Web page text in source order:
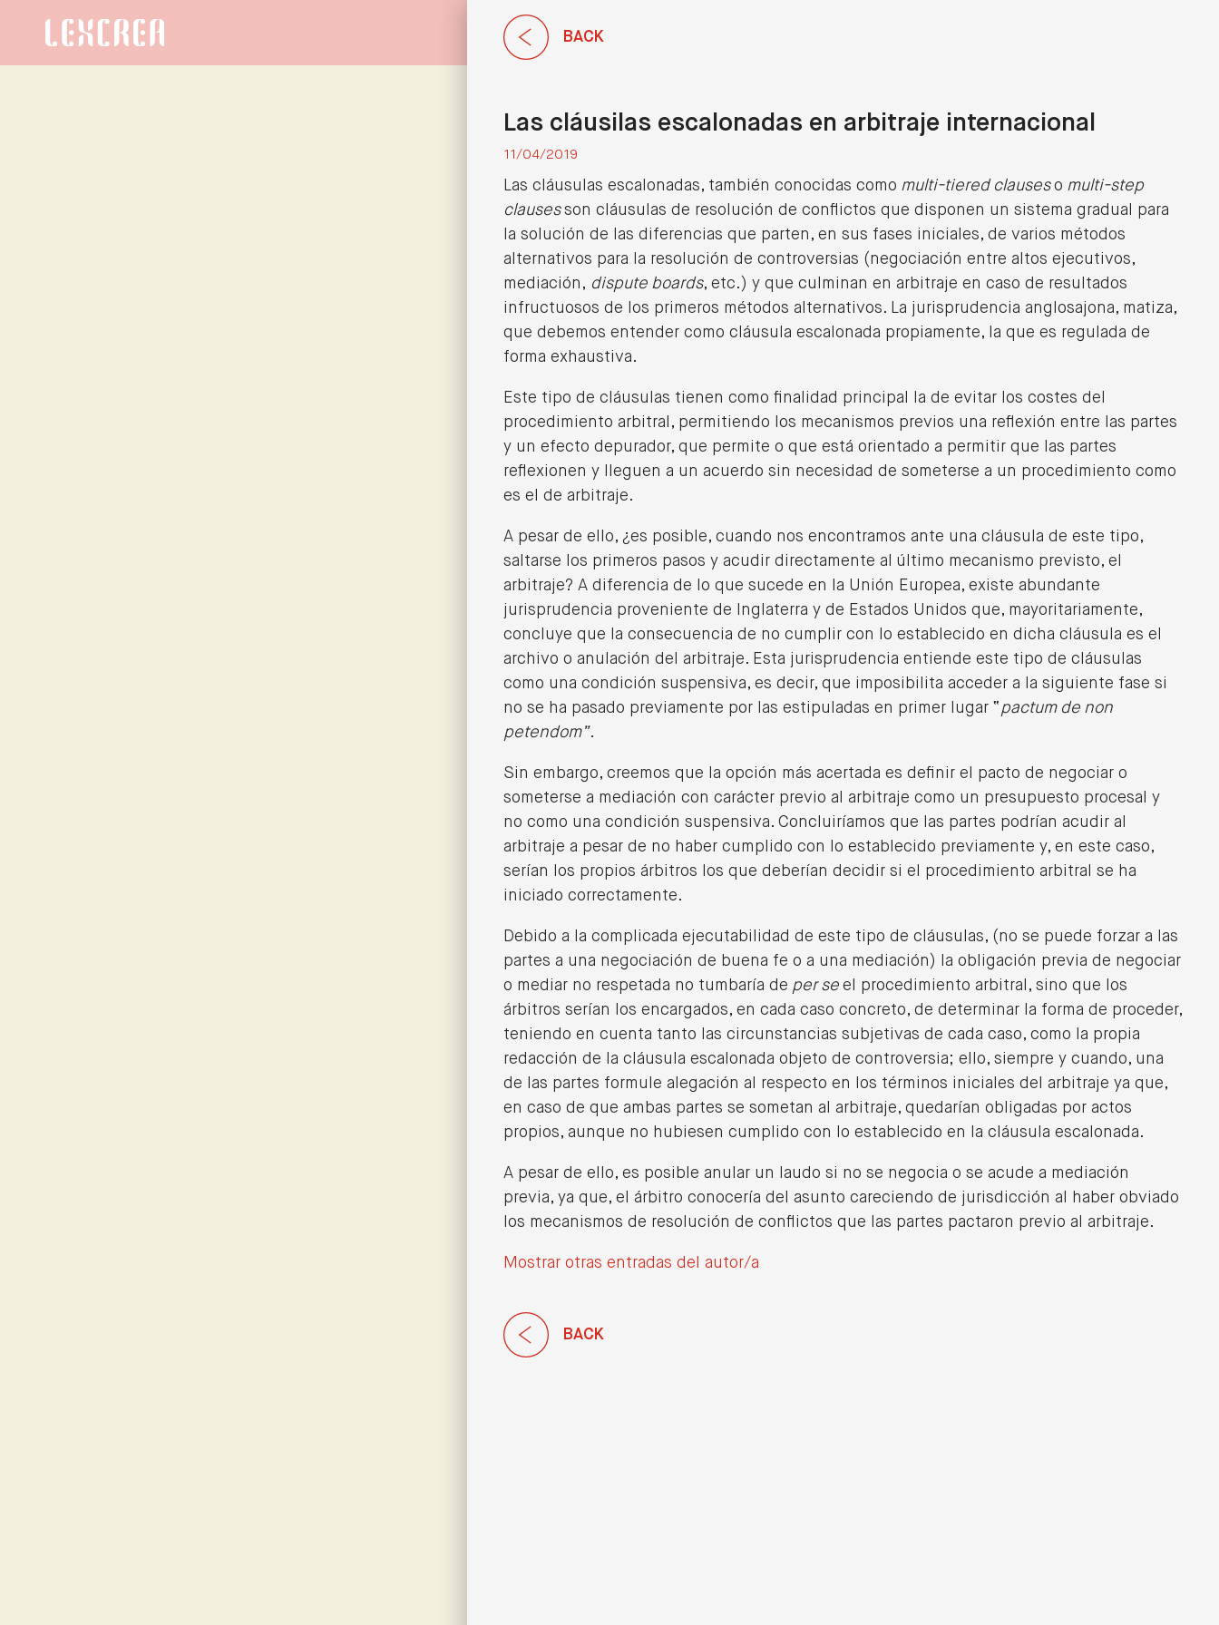
BACK
Las cláusilas escalonadas en arbitraje internacional
11/04/2019
Las cláusulas escalonadas, también conocidas como multi-tiered clauseso multi-step
clausesson cláusulas de resolución de conflictos que disponen un sistema gradual para
la solución de las diferencias que parten, en sus fases iniciales, de varios métodos
alternativos para la resolución de controversias (negociación entre altos ejecutivos,
mediación, dispute boards, etc.) y que culminan en arbitraje en caso de resultados
infructuosos de los primeros métodos alternativos. La jurisprudencia anglosajona, matiza,
que debemos entender como cláusula escalonada propiamente, la que es regulada de
forma exhaustiva.
Este tipo de cláusulas tienen como finalidad principal la de evitar los costes del
procedimiento arbitral, permitiendo los mecanismos previos una reflexión entre las partes
y un efecto depurador, que permite o que está orientado a permitir que las partes
reflexionen y lleguen a un acuerdo sin necesidad de someterse a un procedimiento como
es el de arbitraje.
A pesar de ello, ¿es posible, cuando nos encontramos ante una cláusula de este tipo,
saltarse los primeros pasos y acudir directamente al último mecanismo previsto, el
arbitraje? A diferencia de lo que sucede en la Unión Europea, existe abundante
jurisprudencia proveniente de Inglaterra y de Estados Unidos que, mayoritariamente,
concluye que la consecuencia de no cumplir con lo establecido en dicha cláusula es el
archivo o anulación del arbitraje. Esta jurisprudencia entiende este tipo de cláusulas
como una condición suspensiva, es decir, que imposibilita acceder a la siguiente fase si
no se ha pasado previamente por las estipuladas en primer lugar “pactum de non
petendom”.
Sin embargo, creemos que la opción más acertada es definir el pacto de negociar o
someterse a mediación con carácter previo al arbitraje como un presupuesto procesal y
no como una condición suspensiva. Concluiríamos que las partes podrían acudir al
arbitraje a pesar de no haber cumplido con lo establecido previamente y, en este caso,
serían los propios árbitros los que deberían decidir si el procedimiento arbitral se ha
iniciado correctamente.
Debido a la complicada ejecutabilidad de este tipo de cláusulas, (no se puede forzar a las
partes a una negociación de buena fe o a una mediación) la obligación previa de negociar
o mediar no respetada no tumbaría de per se el procedimiento arbitral, sino que los
árbitros serían los encargados, en cada caso concreto, de determinar la forma de proceder,
teniendo en cuenta tanto las circunstancias subjetivas de cada caso, como la propia
redacción de la cláusula escalonada objeto de controversia; ello, siempre y cuando, una
de las partes formule alegación al respecto en los términos iniciales del arbitraje ya que,
en caso de que ambas partes se sometan al arbitraje, quedarían obligadas por actos
propios, aunque no hubiesen cumplido con lo establecido en la cláusula escalonada.
A pesar de ello, es posible anular un laudo si no se negocia o se acude a mediación
previa, ya que, el árbitro conocería del asunto careciendo de jurisdicción al haber obviado
los mecanismos de resolución de conflictos que las partes pactaron previo al arbitraje.
Mostrar otras entradas del autor/a
BACK